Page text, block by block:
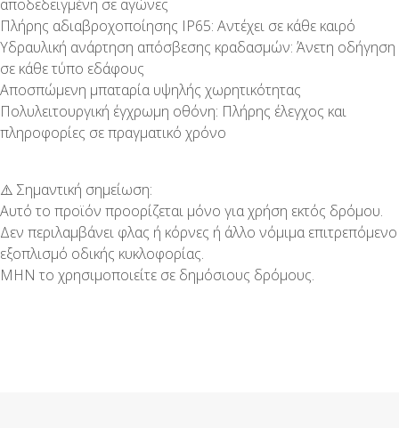
αποδεδειγμένη σε αγώνες
Πλήρης αδιαβροχοποίησης IP65: Αντέχει σε κάθε καιρό
Υδραυλική ανάρτηση απόσβεσης κραδασμών: Άνετη οδήγηση
σε κάθε τύπο εδάφους
Αποσπώμενη μπαταρία υψηλής χωρητικότητας
Πολυλειτουργική έγχρωμη οθόνη: Πλήρης έλεγχος και
πληροφορίες σε πραγματικό χρόνο
⚠️ Σημαντική σημείωση:
Αυτό το προϊόν προορίζεται μόνο για χρήση εκτός δρόμου.
Δεν περιλαμβάνει φλας ή κόρνες ή άλλο νόμιμα επιτρεπόμενο
εξοπλισμό οδικής κυκλοφορίας.
ΜΗΝ το χρησιμοποιείτε σε δημόσιους δρόμους.